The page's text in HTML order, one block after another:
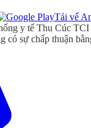
Tải vể
y tế Thu Cúc TCI
có sự chấp thuận